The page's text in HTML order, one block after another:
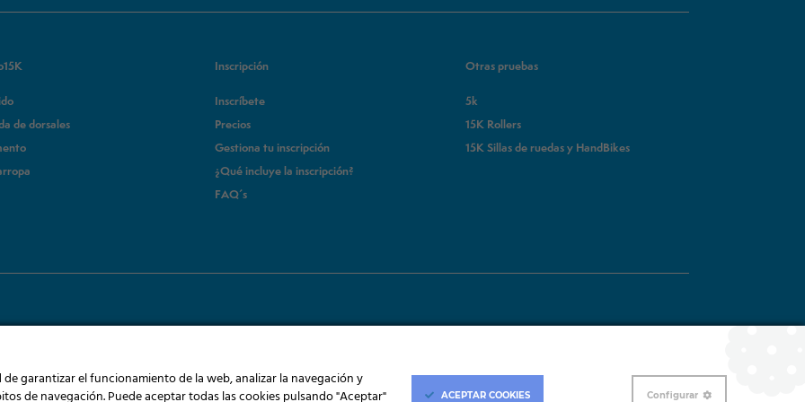
de dorsales
Inscripción
Inscríbete
Precios
Gestiona tu inscripción
¿Qué incluye la inscripción?
FAQ´s
Otras pruebas
5k
15K Rollers
15K Sillas de ruedas y HandBikes
garantizar el funcionamiento de la web, analizar la navegación y
de navegación. Puede aceptar todas las cookies pulsando "Aceptar"
ACEPTAR COOKIES Configurar